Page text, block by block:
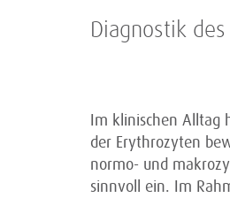
Diagnostik
Im klinischen Alltag
der Erythrozyten
normo- und
sinnvoll ein. Im